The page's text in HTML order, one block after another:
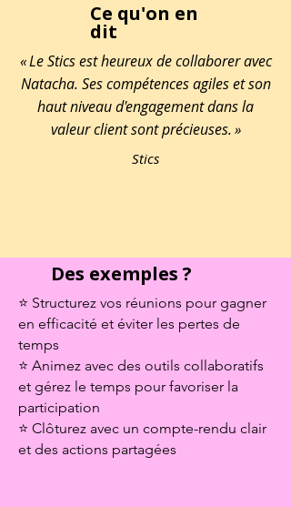
Ce qu'on en
dit
« Le Stics est heureux de collaborer avec
Natacha. Ses compétences agiles et son
haut niveau d'engagement dans la
valeur client sont précieuses. »
Stics
Des exemples ?
⭐ Structurez vos réunions pour gagner
en efficacité et éviter les pertes de
temps
⭐ Animez avec des outils collaboratifs
et gérez le temps pour favoriser la
participation
⭐ Clôturez avec un compte-rendu clair
et des actions partagées